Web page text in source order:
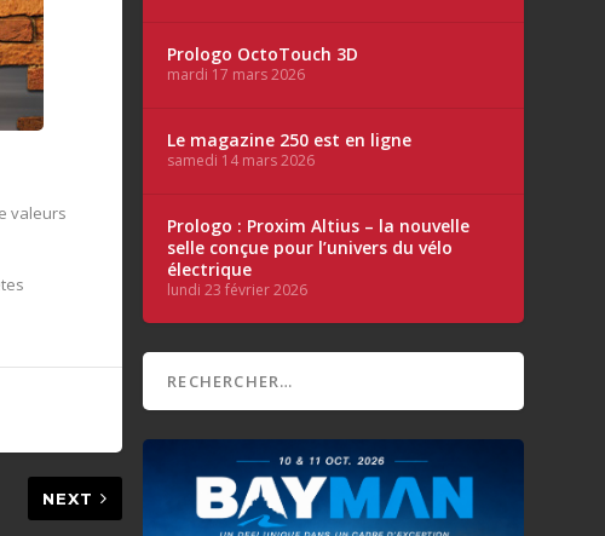
valeurs
NEXT
Prologo OctoTouch 3D
mardi 17 mars 2026
Le magazine 250 est en ligne
samedi 14 mars 2026
Prologo : Proxim Altius – la nouvelle
selle conçue pour l’univers du vélo
électrique
lundi 23 février 2026